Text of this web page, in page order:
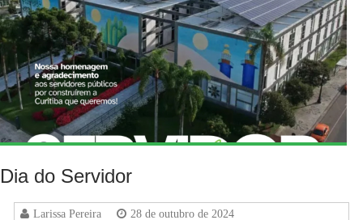
Dia do Servidor
Larissa Pereira 28 de outubro de 2024